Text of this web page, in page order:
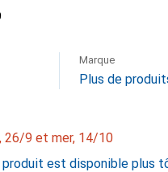
Marque
Plus de
26/9 et mer, 14/10
est disponible plus